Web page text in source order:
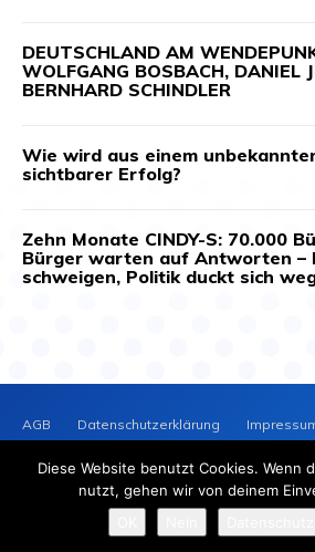
DEUTSCHLAND AM
WOLFGANG BOSBACH, DANIEL
BERNHARD SCHINDLER
Wie wird aus einem
sichtbarer Erfolg?
Zehn Monate CINDY-S: 70.000
Bürger warten auf Antworten –
schweigen, Politik duckt sich
AGB Datenschutzerklärung
PRESSEVERTEILER
Diese Website benutzt Cookies. Wenn
nutzt, gehen wir von deinem